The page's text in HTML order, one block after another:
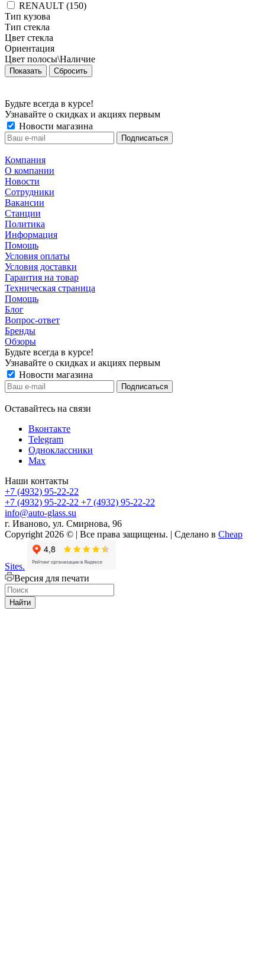
RENAULT (150)
Тип кузова
Тип стекла
Цвет стекла
Ориентация
Цвет полосы\Наличие
Сбросить
Будьте всегда в курсе!
Узнавайте о скидках и акциях первым
Новости магазина
Компания
О компании
Новости
Сотрудники
Вакансии
Станции
Политика
Информация
Помощь
Условия оплаты
Условия доставки
Гарантия на товар
Техническая страница
Помощь
Блог
Вопрос-ответ
Бренды
Обзоры
Будьте всегда в курсе!
Узнавайте о скидках и акциях первым
Новости магазина
Оставайтесь на связи
Вконтакте
Telegram
Одноклассники
Max
Наши контакты
+7 (4932) 95-22-22
+7 (4932) 95-22-22 +7 (4932) 95-22-22
info@auto-glass.su
г. Иваново, ул. Смирнова, 96
Copyright 2026 © | Все права защищены. | Сделано в Cheap
Sites.
Версия для печати
Найти